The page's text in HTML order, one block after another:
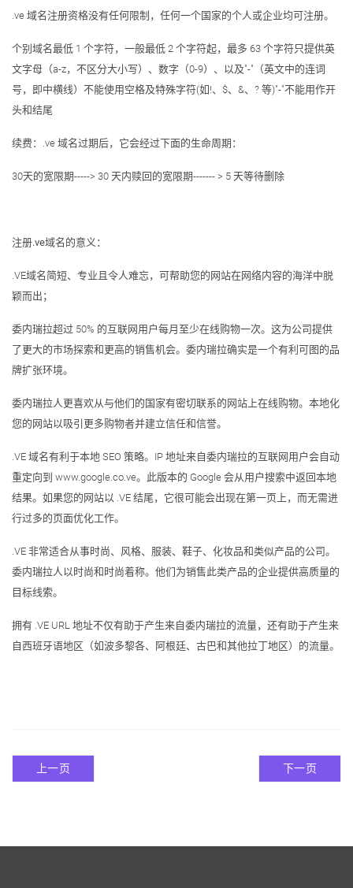
.ve 域名注册资格没有任何限制，任何一个国家的个人或企业均可注册。
个别域名最低 1 个字符，一般最低 2 个字符起，最多 63 个字符只提供英
文字母（a-z，不区分大小写）、数字（0-9）、以及"-"（英文中的连词
号，即中横线）不能使用空格及特殊字符(如!、$、&、? 等)"-"不能用作开
头和结尾
续费：.ve 域名过期后，它会经过下面的生命周期：
30天的宽限期-----> 30 天内赎回的宽限期------- > 5 天等待删除
注册.ve域名的意义：
.VE域名简短、专业且令人难忘，可帮助您的网站在网络内容的海洋中脱
颖而出；
委内瑞拉超过 50% 的互联网用户每月至少在线购物一次。这为公司提供
了更大的市场探索和更高的销售机会。委内瑞拉确实是一个有利可图的品
牌扩张环境。
委内瑞拉人更喜欢从与他们的国家有密切联系的网站上在线购物。本地化
您的网站以吸引更多购物者并建立信任和信誉。
.VE 域名有利于本地 SEO 策略。IP 地址来自委内瑞拉的互联网用户会自动
重定向到 www.google.co.ve。此版本的 Google 会从用户搜索中返回本地
结果。如果您的网站以 .VE 结尾，它很可能会出现在第一页上，而无需进
行过多的页面优化工作。
.VE 非常适合从事时尚、风格、服装、鞋子、化妆品和类似产品的公司。
委内瑞拉人以时尚和时尚着称。他们为销售此类产品的企业提供高质量的
目标线索。
拥有 .VE URL 地址不仅有助于产生来自委内瑞拉的流量，还有助于产生来
自西班牙语地区（如波多黎各、阿根廷、古巴和其他拉丁地区）的流量。
上一页 下一页